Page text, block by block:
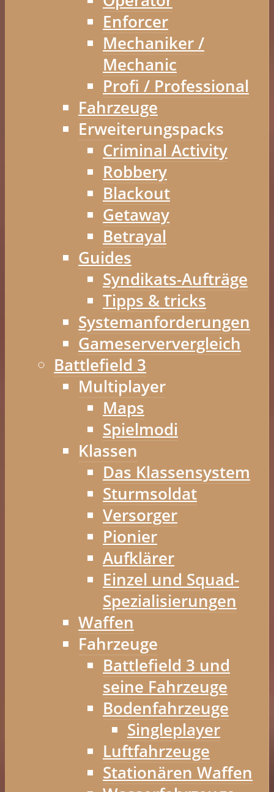
Enforcer
Mechaniker /
Mechanic
Profi / Professional
Fahrzeuge
Erweiterungspacks
Criminal Activity
Robbery
Blackout
Getaway
Betrayal
Guides
Syndikats-Aufträge
Tipps & tricks
Systemanforderungen
Gameserververgleich
Battlefield 3
Multiplayer
Maps
Spielmodi
Klassen
Das Klassensystem
Sturmsoldat
Versorger
Pionier
Aufklärer
Einzel und Squad-
Spezialisierungen
Waffen
Fahrzeuge
Battlefield 3 und
seine Fahrzeuge
Bodenfahrzeuge
Singleplayer
Luftfahrzeuge
Stationären Waffen